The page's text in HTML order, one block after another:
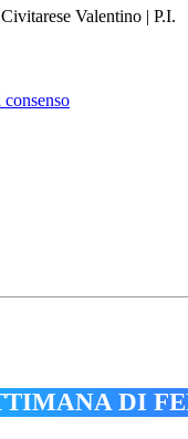
Valentino | P.I.
DI